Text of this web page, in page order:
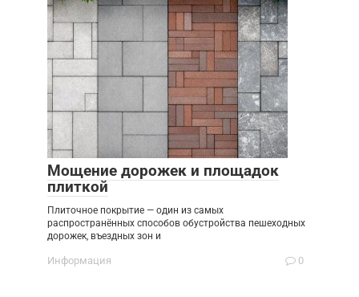
Мощение дорожек и площадок
плиткой
Плиточное покрытие — один из самых
распространённых способов обустройства пешеходных
дорожек, въездных зон и
Информация 0